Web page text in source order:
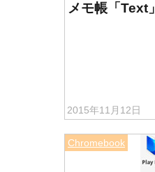
メモ帳「Text」
2015年11月12日
Chromebook